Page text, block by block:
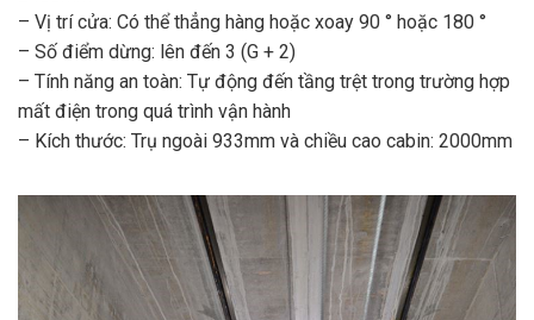
– Vị trí cửa: Có thể thẳng hàng hoặc xoay 90 ° hoặc 180 °
– Số điểm dừng: lên đến 3 (G + 2)
– Tính năng an toàn: Tự động đến tầng trệt trong trường hợp
mất điện trong quá trình vận hành
– Kích thước: Trụ ngoài 933mm và chiều cao cabin: 2000mm